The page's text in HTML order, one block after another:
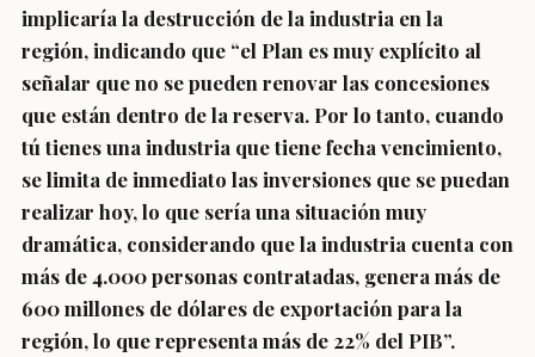
implicaría la destrucción de la industria en la
región, indicando que “el Plan es muy explícito al
señalar que no se pueden renovar las concesiones
que están dentro de la reserva. Por lo tanto, cuando
tú tienes una industria que tiene fecha vencimiento,
se limita de inmediato las inversiones que se puedan
realizar hoy, lo que sería una situación muy
dramática, considerando que la industria cuenta con
más de 4.000 personas contratadas, genera más de
600 millones de dólares de exportación para la
región, lo que representa más de 22% del PIB”.